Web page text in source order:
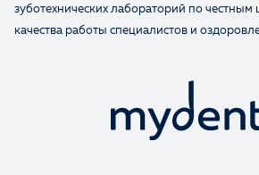
зуботехнических лабораторий по
качества работы специалистов и